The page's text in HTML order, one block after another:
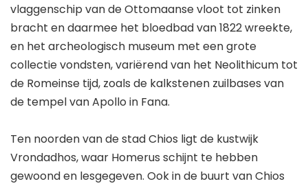
vlaggenschip van de Ottomaanse vloot tot zinken
bracht en daarmee het bloedbad van 1822 wreekte,
en het archeologisch museum met een grote
collectie vondsten, variërend van het Neolithicum tot
de Romeinse tijd, zoals de kalkstenen zuilbases van
de tempel van Apollo in Fana.
Ten noorden van de stad Chios ligt de kustwijk
Vrondadhos, waar Homerus schijnt te hebben
gewoond en lesgegeven. Ook in de buurt van Chios